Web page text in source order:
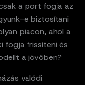
a port fogja az
e biztosítani
piacon, ahol a
fogja frissíteni és
a jövőben?
valódi